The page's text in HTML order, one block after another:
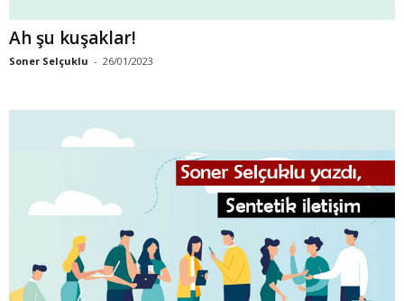
Ah şu kuşaklar!
Soner Selçuklu - 26/01/2023